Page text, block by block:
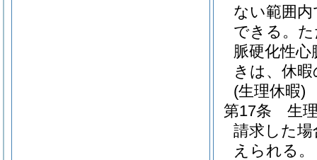
ない範囲
できる。
脈硬化性
きは、休
(生理休暇)
第17条
生
請求した
えられる。